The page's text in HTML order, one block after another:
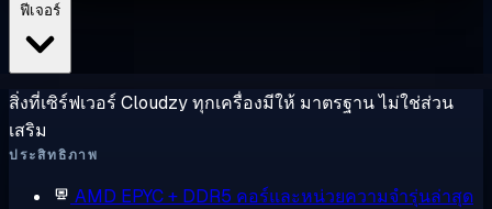
สิ่งที่เซิร์ฟเวอร์ Cloudzy ทุกเครื่องมีให้ มาตรฐาน ไม่ใช่ส่วน
เสริม
ประสิทธิภาพ
AMD EPYC + DDR5 คอร์และหน่วยความจำรุ่นล่าสุด